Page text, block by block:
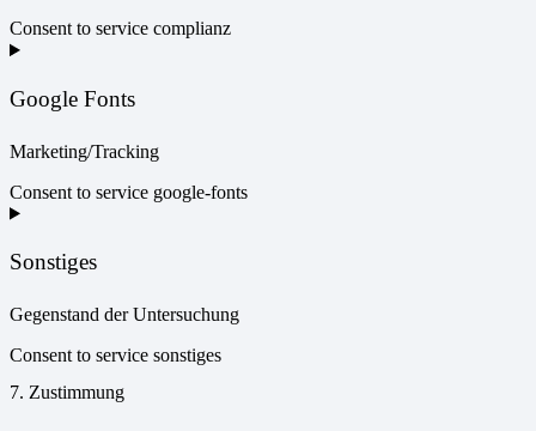
Consent to service complianz
Google Fonts
Marketing/Tracking
Consent to service google-fonts
Sonstiges
Gegenstand der Untersuchung
Consent to service sonstiges
7. Zustimmung